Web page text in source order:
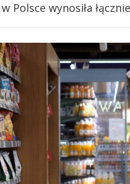
Polsce wynosiła